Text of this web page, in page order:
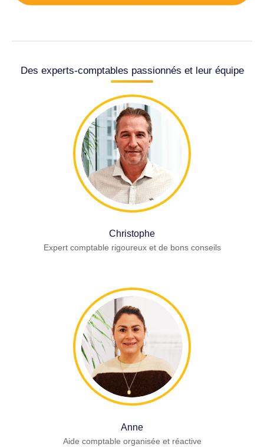
Des experts-comptables passionnés et leur équipe
Christophe
Expert comptable rigoureux et de bons conseils
Anne
Aide comptable organisée et réactive